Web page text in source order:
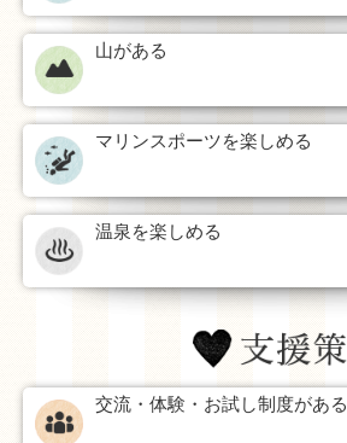
山がある
マリンスポーツを楽しめる
温泉を楽しめる
交流・体験・お試し制度がある